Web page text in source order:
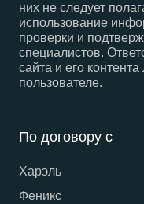
них не следует
использование
проверки и
специалистов.
сайта и его
пользователе.
По договору с
Харэль
Феникс